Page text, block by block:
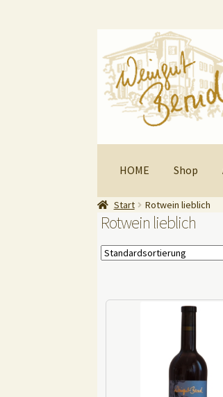
Navigation
springen
Inhalt
springen
HOME Shop
Start Rotwein lieblich
Rotwein lieblich